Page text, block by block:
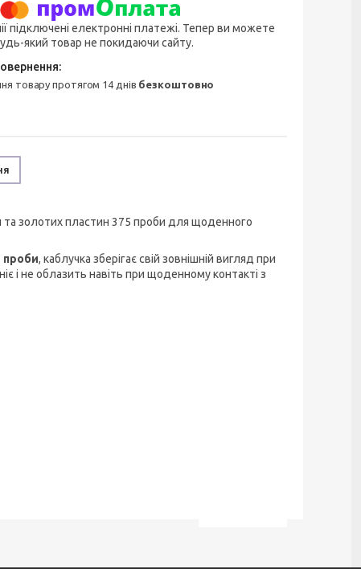
підключені електронні платежі. Тепер ви можете
який товар не покидаючи сайту.
товару протягом 14 днів безкоштовно
золотих пластин 375 проби для щоденного
проби, каблучка зберігає свій зовнішній вигляд при
і не облазить навіть при щоденному контакті з